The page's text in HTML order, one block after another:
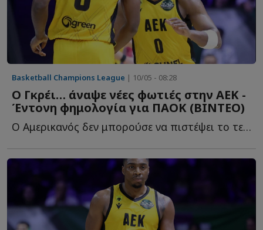
Basketball Champions League | 10/05 - 08:28
Ο Γκρέι… άναψε νέες φωτιές στην ΑΕΚ -
Έντονη φημολογία για ΠΑΟΚ (ΒΙΝΤΕΟ)
Ο Αμερικανός δεν μπορούσε να πιστέψει το τελικό αποτέλεσμα κ...